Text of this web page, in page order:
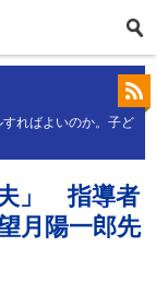
ればよいのか。子ど
」 指導者
月陽一郎先